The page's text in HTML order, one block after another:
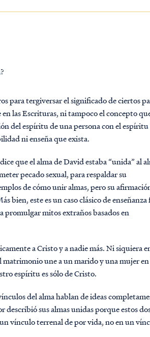
para tergiversar el significado de ciertos
las Escrituras, ni tampoco el concepto
del espíritu de una persona con el
ni enseña que exista.
que el alma de David estaba “unida” al
pecado sexual, para respaldar su
de cómo unir almas, pero su
bien, este es un caso clásico de enseñanza
promulgar mitos extraños basados ​​en
a Cristo y a nadie más. Ni siquiera
une a un marido y una mujer
espíritu es sólo de Cristo.
del alma hablan de ideas
describió sus almas unidas porque estos
vínculo terrenal de por vida, no en un